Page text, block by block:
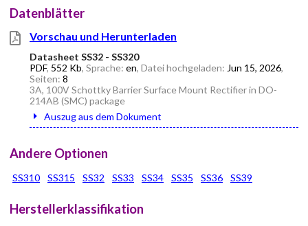
Datenblätter
Vorschau und Herunterladen
Datasheet SS32 - SS320
PDF, 552 Kb, Sprache: en, Datei hochgeladen: Jun 15, 2026,
Seiten: 8
3A, 100V Schottky Barrier Surface Mount Rectifier in DO-
214AB (SMC) package
Auszug aus dem Dokument
Andere Optionen
SS310 SS315 SS32 SS33 SS34 SS35 SS36 SS39
Herstellerklassifikation